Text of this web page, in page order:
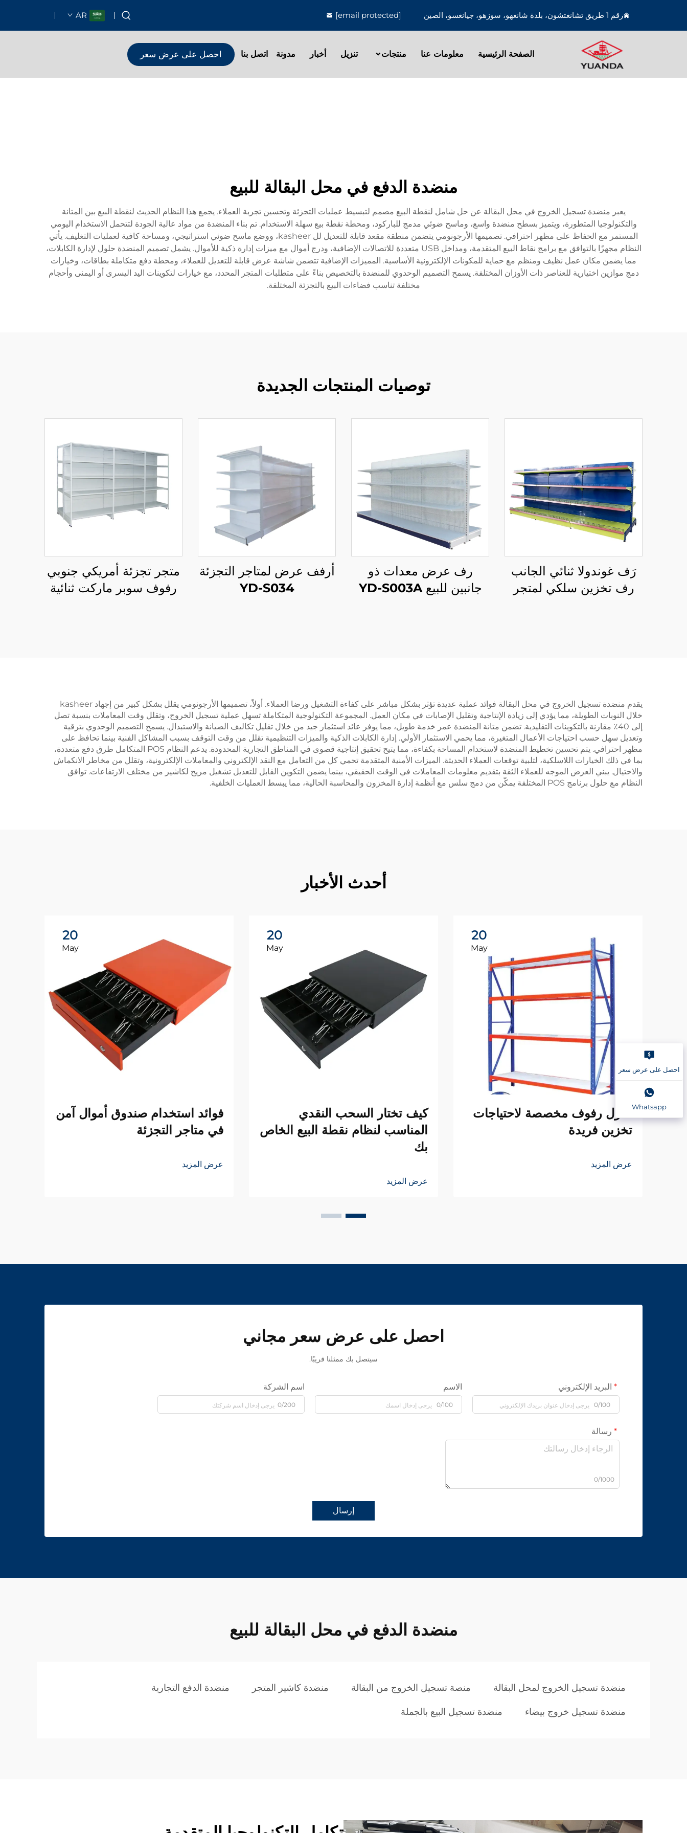
رقم 1 طريق تشانغتشون، بلدة شانغهو، سوزهو، جيانغسو، الصين [email protected]
AR
الصفحة الرئيسية معلومات عنا منتجات تنزيل أخبار مدونة اتصل بنا احصل على عرض سعر
منضدة الدفع في محل البقالة للبيع
يعبر منضدة تسجيل الخروج في محل البقالة عن حل شامل لنقطة البيع مصمم لتبسيط عمليات التجزئة وتحسين تجربة العملاء. يجمع هذا النظام الحديث لنقطة البيع بين المتانة
والتكنولوجيا المتطورة، ويتميز بسطح منضدة واسع، وماسح ضوئي مدمج للباركود، ومحطة نقطة بيع سهلة الاستخدام. تم بناء المنضدة من مواد عالية الجودة لتتحمل الاستخدام اليومي
المستمر مع الحفاظ على مظهر احترافي. تصميمها الأرجونومي يتضمن منطقة مقعد قابلة للتعديل لل kasheer، ووضع ماسح ضوئي استراتيجي، ومساحة كافية لعمليات التغليف. يأتي
النظام مجهزًا بالتوافق مع برامج نقاط البيع المتقدمة، ومداخل USB متعددة للاتصالات الإضافية، ودرج أموال مع ميزات إدارة ذكية للأموال. يشمل تصميم المنضدة حلول لإدارة الكابلات،
مما يضمن مكان عمل نظيف ومنظم مع حماية للمكونات الإلكترونية الأساسية. المميزات الإضافية تتضمن شاشة عرض قابلة للتعديل للعملاء، ومحطة دفع متكاملة بطاقات، وخيارات
دمج موازين اختيارية للعناصر ذات الأوزان المختلفة. يسمح التصميم الوحدوي للمنضدة بالتخصيص بناءً على متطلبات المتجر المحدد، مع خيارات لتكوينات اليد اليسرى أو اليمنى وأحجام
مختلفة تناسب فضاءات البيع بالتجزئة المختلفة.
توصيات المنتجات الجديدة
رَف غوندولا ثنائي الجانب
رف تخزين سلكي لمتجر
رف عرض معدات ذو
جانبين للبيع YD-S003A
أرفف عرض لمتاجر التجزئة
YD-S034
متجر تجزئة أمريكي جنوبي
رفوف سوبر ماركت ثنائية
يقدم منضدة تسجيل الخروج في محل البقالة فوائد عملية عديدة تؤثر بشكل مباشر على كفاءة التشغيل ورضا العملاء. أولاً، تصميمها الأرجونومي يقلل بشكل كبير من إجهاد kasheer
خلال النوبات الطويلة، مما يؤدي إلى زيادة الإنتاجية وتقليل الإصابات في مكان العمل. المجموعة التكنولوجية المتكاملة تسهل عملية تسجيل الخروج، وتقلل وقت المعاملات بنسبة تصل
إلى 40٪ مقارنة بالتكوينات التقليدية. تضمن متانة المنضدة عمر خدمة طويل، مما يوفر عائد استثمار جيد من خلال تقليل تكاليف الصيانة والاستبدال. يسمح التصميم الوحدوي بترقية
وتعديل سهل حسب احتياجات الأعمال المتغيرة، مما يحمي الاستثمار الأولي. إدارة الكابلات الذكية والميزات التنظيمية تقلل من وقت التوقف بسبب المشاكل الفنية بينما تحافظ على
مظهر احترافي. يتم تحسين تخطيط المنضدة لاستخدام المساحة بكفاءة، مما يتيح تحقيق إنتاجية قصوى في المناطق التجارية المحدودة. يدعم النظام POS المتكامل طرق دفع متعددة،
بما في ذلك الخيارات اللاسلكية، لتلبية توقعات العملاء الحديثة. الميزات الأمنية المتقدمة تحمي كل من التعامل مع النقد الإلكتروني والمعاملات الإلكترونية، وتقلل من مخاطر الانكماش
والاحتيال. يبني العرض الموجه للعملاء الثقة بتقديم معلومات المعاملات في الوقت الحقيقي، بينما يضمن التكوين القابل للتعديل تشغيل مريح لكاشير من مختلف الارتفاعات. توافق
النظام مع حلول برنامج POS المختلفة يمكّن من دمج سلس مع أنظمة إدارة المخزون والمحاسبة الحالية، مما يبسط العمليات الخلفية.
أحدث الأخبار
20
May
حلول رفوف مخصصة لاحتياجات
تخزين فريدة
عرض المزيد
20
May
كيف تختار السحب النقدي
المناسب لنظام نقطة البيع الخاص
بك
عرض المزيد
20
May
فوائد استخدام صندوق أموال آمن
في متاجر التجزئة
عرض المزيد
احصل على عرض سعر مجاني
سيتصل بك ممثلنا قريبًا.
البريد الإلكتروني
0/100
الاسم
0/100
اسم الشركة
0/200
رسالة
0/1000
إرسال
منضدة الدفع في محل البقالة للبيع
منضدة تسجيل الخروج لمحل البقالة منصة تسجيل الخروج من البقالة منضدة كاشير المتجر منضدة الدفع التجارية
منضدة تسجيل خروج بيضاء منضدة تسجيل البيع بالجملة
احصل على عرض سعر
Whatsapp